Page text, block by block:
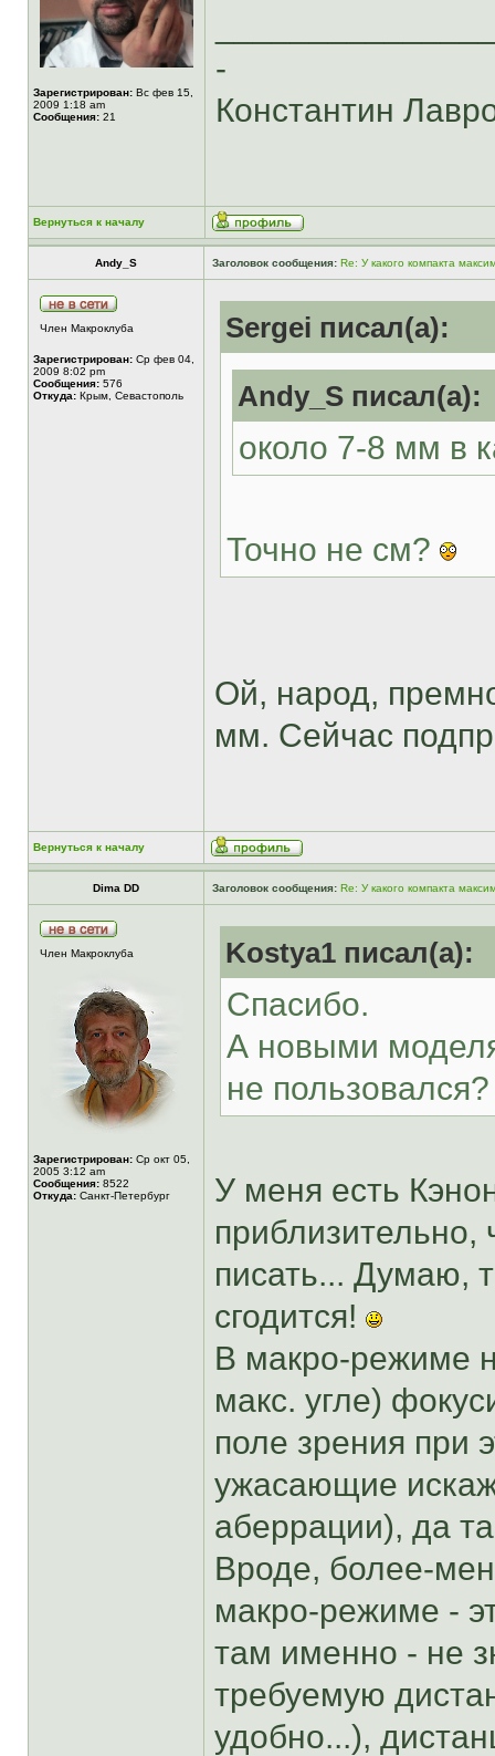
Зарегистрирован: Вс фев 15,
2009 1:18 am
Сообщения: 21
-
Константин
Вернуться к началу
Andy_S Заголовок сообщения: Re: У какого компакта
Член Макроклуба
Зарегистрирован: Ср фев 04,
2009 8:02 pm
Сообщения: 576
Откуда: Крым, Севастополь
Sergei писал(а):
Andy_S писал(а):
около 7-8 мм в
Точно не см?
Ой, народ,
мм. Сейчас
Вернуться к началу
Dima DD Заголовок сообщения: Re: У какого компакта
Член Макроклуба
Зарегистрирован: Ср окт 05,
2005 3:12 am
Сообщения: 8522
Откуда: Санкт-Петербург
Kostya1 писал(а):
Спасибо.
А новыми
не пользовался?
У меня есть
приблизительно,
писать... Думаю,
сгодится!
В макро-режиме
макс. угле)
поле зрения при
ужасающие
аберрации), да
Вроде, более-
макро-режиме -
там именно - не
требуемую
удобно...),